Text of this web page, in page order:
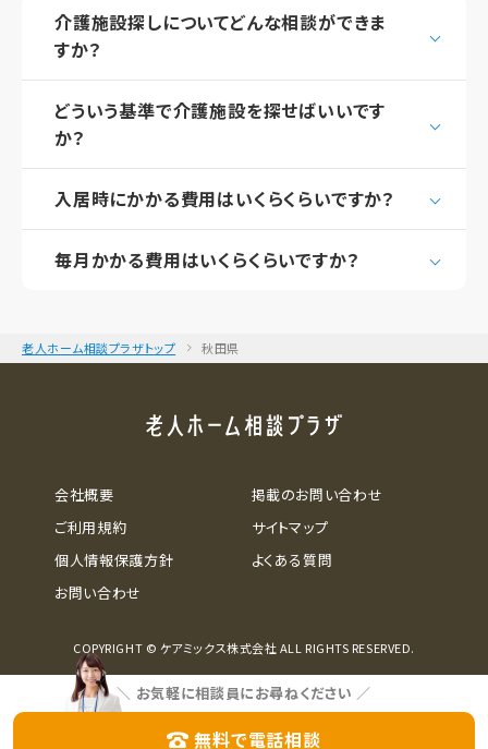
介護施設探しについてどんな相談ができま
すか？
どういう基準で介護施設を探せばいいです
か？
入居時にかかる費用はいくらくらいですか？
毎月かかる費用はいくらくらいですか？
老人ホーム相談プラザトップ 秋田県
＼ お気軽に相談員にお尋ねください ／
無料で電話相談
会社概要
ご利用規約
個人情報保護方針
お問い合わせ
掲載のお問い合わせ
サイトマップ
よくある質問
COPYRIGHT © ケアミックス株式会社 ALL RIGHTS RESERVED.